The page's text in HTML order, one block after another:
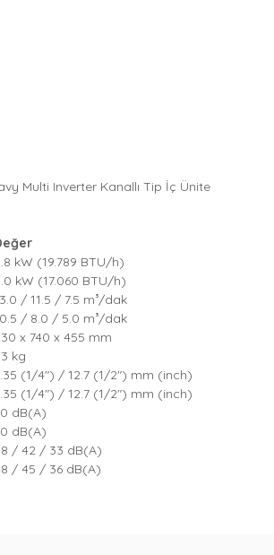
Multi Inverter Kanallı Tip İç Ünite
kW (19.789 BTU/h)
kW (17.060 BTU/h)
/ 11.5 / 7.5 m³/dak
/ 8.0 / 5.0 m³/dak
x 740 x 455 mm
kg
(1/4") / 12.7 (1/2") mm (inch)
(1/4") / 12.7 (1/2") mm (inch)
dB(A)
dB(A)
/ 42 / 33 dB(A)
/ 45 / 36 dB(A)